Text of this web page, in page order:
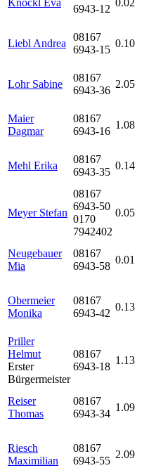
Knöckl Eva
6943-12
0.02
Liebl Andrea
08167
6943-15
0.10
Lohr Sabine
08167
6943-36
2.05
Maier
Dagmar
08167
6943-16
1.08
Mehl Erika
08167
6943-35
0.14
Meyer Stefan
08167
6943-50
0170
7942402
0.05
Neugebauer
Mia
08167
6943-58
0.01
Obermeier
Monika
08167
6943-42
0.13
Priller
Helmut
Erster
Bürgermeister
08167
6943-18
1.13
Reiser
Thomas
08167
6943-34
1.09
Riesch
Maximilian
08167
6943-55
2.09